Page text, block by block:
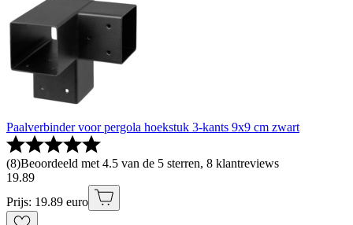
Paalverbinder voor pergola hoekstuk 3-kants 9x9 cm zwart
(8)Beoordeeld met 4.5 van de 5 sterren, 8 klantreviews
19.89
Prijs: 19.89 euro